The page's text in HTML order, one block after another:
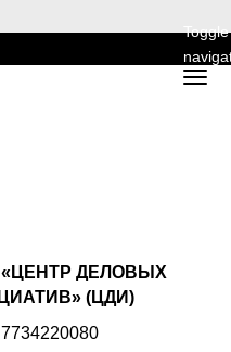
Toggle
ДЕЛОВЫХ
(ЦДИ)
7734220080